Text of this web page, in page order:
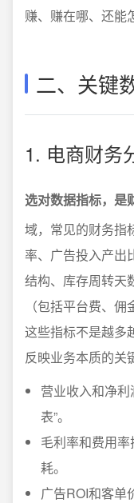
赚、赚在哪、还能
二、关键
1. 电商财务
选对数据指标，是
域，常见的财务指
率、广告投入产出
结构、库存周转天
（包括平台费、
这些指标不是越多
反映业务本质的关
营业收入和净
表”。
毛利率和费用
耗。
广告ROI和客单